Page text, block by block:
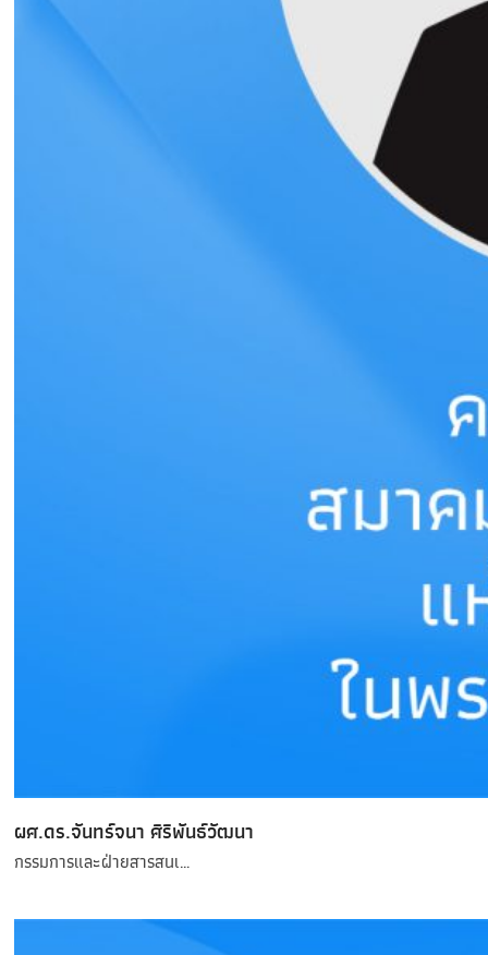
ผศ.ดร.จันทร์จนา ศิริพันธ์วัฒนา
กรรมการและฝ่ายสารสนเ…